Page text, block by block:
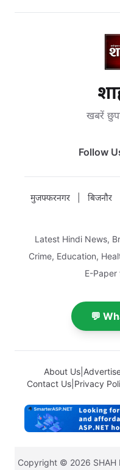
खबरें
Follow
मुजफ्फरनगर बिजनौर
Latest Hindi News,
Crime, Education,
E-Paper
💬
About Us|
Contact Us Privacy
Copyright © 2026 SHAH